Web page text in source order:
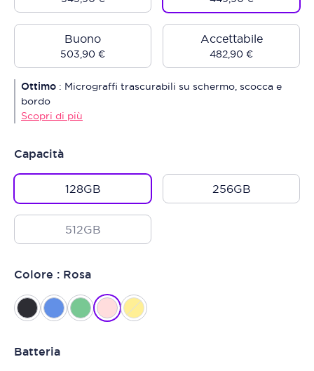
Buono
503,90 €
Accettabile
482,90 €
Ottimo : Micrograffi trascurabili su schermo, scocca e
bordo
Scopri di più
Capacità
128GB 256GB
512GB
Colore : Rosa
Batteria